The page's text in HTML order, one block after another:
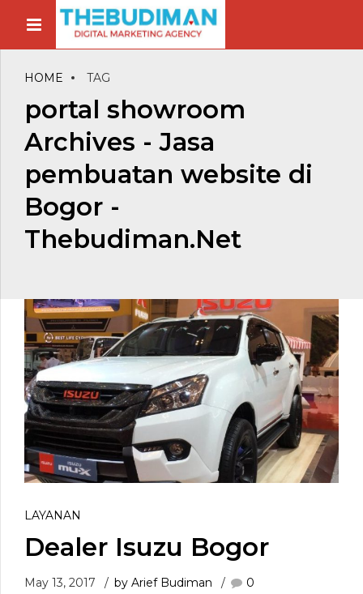
HOME TAG
portal showroom
Archives - Jasa
pembuatan website di
Bogor -
Thebudiman.Net
LAYANAN
Dealer Isuzu Bogor
May 13, 2017 by Arief Budiman 0